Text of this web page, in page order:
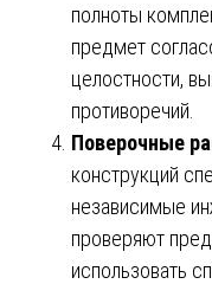
полноты
предмет
целостности,
противоречий.
Поверочные
конструкций
независимые
проверяют
использовать